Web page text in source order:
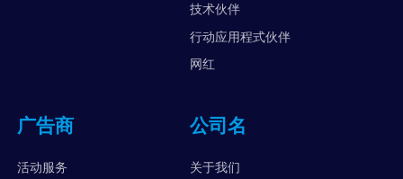
技术伙伴
行动应用程式伙伴
网红
广告商
活动服务
公司名
关于我们